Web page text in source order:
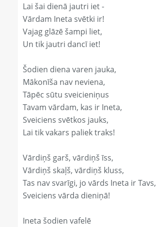
Lai šai dienā jautri iet -
Vārdam Ineta svētki ir!
Vajag glāzē šampi liet,
Un tik jautri dancī iet!
Šodien diena varen jauka,
Mākonīša nav neviena,
Tāpēc sūtu sveicieniņus
Tavam vārdam, kas ir Ineta,
Sveiciens svētkos jauks,
Lai tik vakars paliek traks!
Vārdiņš garš, vārdiņš īss,
Vārdiņš skaļš, vārdiņš kluss,
Tas nav svarīgi, jo vārds Ineta ir Tavs,
Sveiciens vārda dieniņā!
Ineta šodien vafelē